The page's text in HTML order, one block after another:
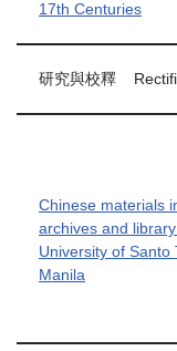
17th Centuries
研究與校釋
Chinese materials
archives and
University of Santo
Manila